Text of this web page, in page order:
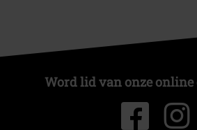
Word lid van onze